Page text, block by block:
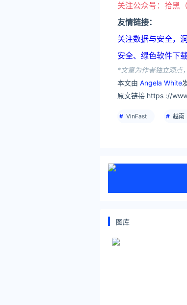
关注公众号：拾黑
友情链接：
关注数据与安全，
安全、绿色软件下
*文章为作者独立观点
本文由 Angela White
原文链接 https ://
VinFast 越南
图库